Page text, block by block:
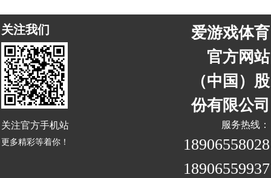
关注我们
关注官方手机站
更多精彩等着你！
爱游戏体育
官方网站
（中国）股
份有限公司
服务热线：
18906558028
18906559937